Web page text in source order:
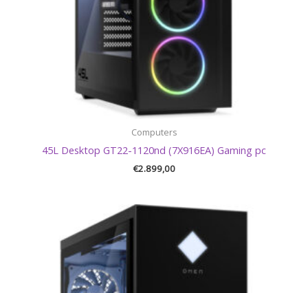
Computers
45L Desktop GT22-1120nd (7X916EA) Gaming pc
€2.899,00